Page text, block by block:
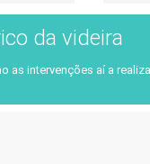
da videira
as intervenções aí a